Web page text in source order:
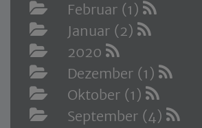
Februar (1)
Januar (2)
2020
Dezember (1)
Oktober (1)
September (4)